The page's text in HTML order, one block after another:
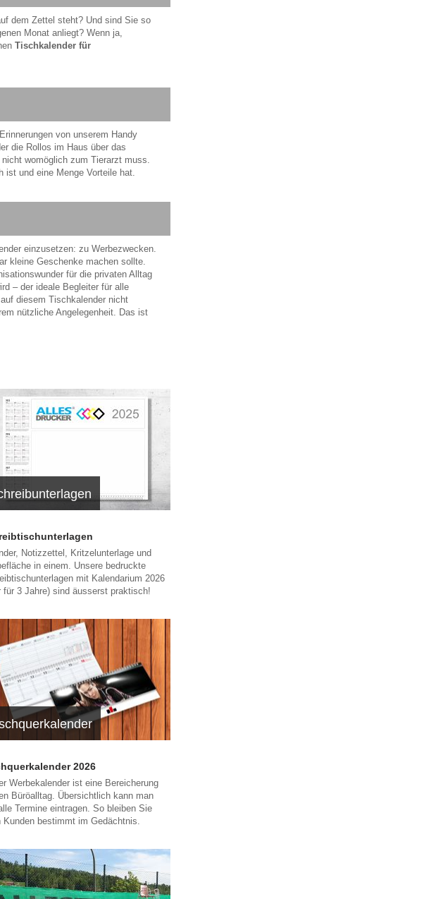
dem Zettel steht? Und sind Sie so
Monat anliegt? Wenn ja,
Tischkalender für
von unserem Handy
die Rollos im Haus über das
womöglich zum Tierarzt muss.
und eine Menge Vorteile hat.
einzusetzen: zu Werbezwecken.
kleine Geschenke machen sollte.
für die privaten Alltag
– der ideale Begleiter für alle
diesem Tischkalender nicht
nützliche Angelegenheit. Das ist
Notizzettel, Kritzelunterlage und
in einem. Unsere bedruckte
mit Kalendarium 2026
für 3 Jahre) sind äusserst praktisch!
2026
Werbekalender ist eine Bereicherung
Büröalltag. Übersichtlich kann man
Termine eintragen. So bleiben Sie
Kunden bestimmt im Gedächtnis.